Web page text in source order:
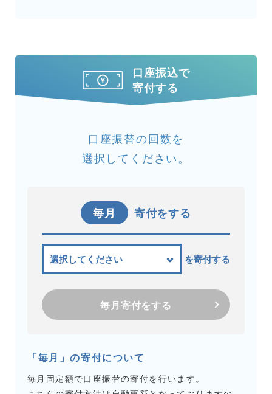
口座振込で
寄付する
口座振替の回数を
選択してください。
毎月 寄付をする
を寄付する
毎月寄付をする
「毎月」の寄付について
毎月固定額で口座振替の寄付を行います。